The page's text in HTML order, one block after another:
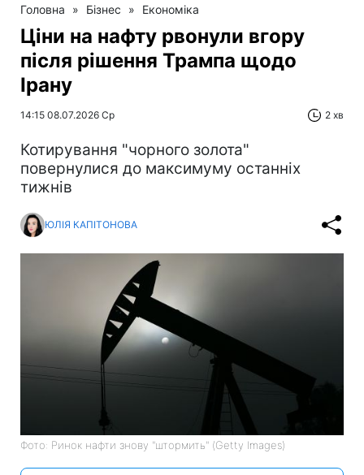
Головна » Бізнес » Економіка
Ціни на нафту рвонули вгору
після рішення Трампа щодо
Ірану
14:15 08.07.2026 Ср 2 хв
Котирування "чорного золота"
повернулися до максимуму останніх
тижнів
ЮЛІЯ КАПІТОНОВА
Фото: Ринок нафти знову "штормить" (Getty Images)